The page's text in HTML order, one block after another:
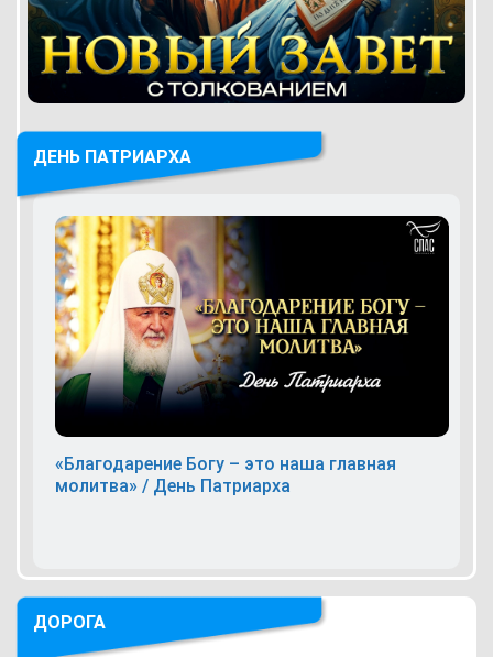
ДЕНЬ ПАТРИАРХА
«Благодарение Богу – это наша главная
молитва» / День Патриарха
ДОРОГА